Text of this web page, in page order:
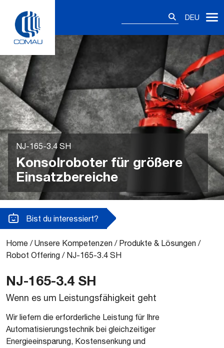
content
DEU
NJ-165-3.4 SH
Konsolroboter für größere
Einsatzbereiche
Bist du interessiert?
Home /Unsere Kompetenzen / Produkte & Lösungen /
Robot Offering / NJ-165-3.4 SH
NJ-165-3.4 SH
Wenn es um Leistungsfähigkeit geht
Wir liefern die erforderliche Leistung für Ihre
Automatisierungstechnik bei gleichzeitiger
Energieeinsparung, Kostensenkung und